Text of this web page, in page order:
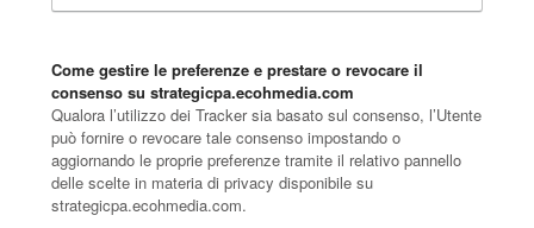
Come gestire le preferenze e prestare o revocare il
consenso su strategicpa.ecohmedia.com
Qualora l’utilizzo dei Tracker sia basato sul consenso, l’Utente
può fornire o revocare tale consenso impostando o
aggiornando le proprie preferenze tramite il relativo pannello
delle scelte in materia di privacy disponibile su
strategicpa.ecohmedia.com.